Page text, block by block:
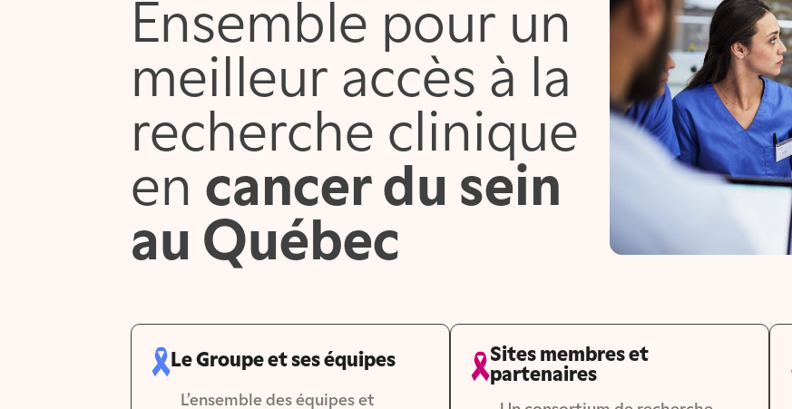
Ensemble pour un
meilleur accès à la
recherche clinique
en cancer du sein
au Québec
Le Groupe et ses équipes
L’ensemble des équipes et
Sites membres et
partenaires